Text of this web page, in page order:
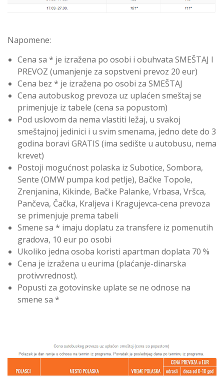
Napomene:
Cena sa * je izražena po osobi i obuhvata SMEŠTAJ I
PREVOZ (umanjenje za sopstveni prevoz 20 eur)
Cena bez * je izražena po osobi za SMEŠTAJ
Cena autobuskog prevoza uz uplaćen smeštaj se
primenjuje iz tabele (cena sa popustom)
Pod uslovom da nema vlastiti ležaj, u svakoj
smeštajnoj jedinici i u svim smenama, jedno dete do 3
godina boravi GRATIS (ima sedište u autobusu, nema
krevet)
Postoji mogućnost polaska iz Subotice, Sombora,
Sente (OMW pumpa kod petlje), Bačke Topole,
Zrenjanina, Kikinde, Bačke Palanke, Vrbasa, Vršca,
Pančeva, Čačka, Kraljeva i Kragujevca-cena prevoza
se primenjuje prema tabeli
Smene sa * imaju doplatu za transfere iz pomenutih
gradova, 10 eur po osobi
Ukoliko jedna osoba koristi apartman doplata 70 %
Cena je izražena u eurima (plaćanje-dinarska
protivvrednost).
Popusti za gotovinske uplate se ne odnose na
smene sa *